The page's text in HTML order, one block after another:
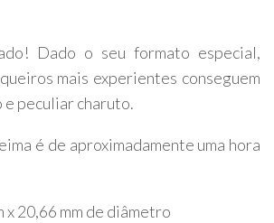
Dado o seu formato especial,
mais experientes conseguem
peculiar charuto.
é de aproximadamente uma hora
x 20,66 mm de diâmetro